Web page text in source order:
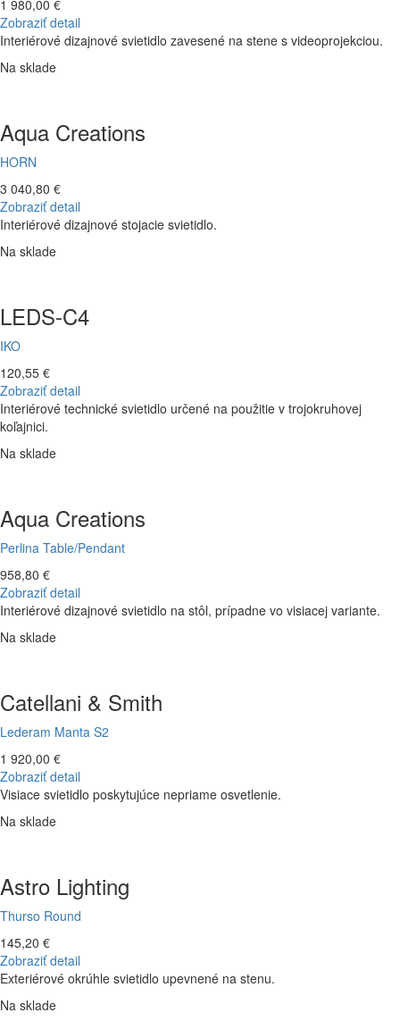
1 980,00 €
Zobraziť detail
Interiérové dizajnové svietidlo zavesené na stene s videoprojekciou.
Na sklade
Aqua Creations
HORN
3 040,80 €
Zobraziť detail
Interiérové dizajnové stojacie svietidlo.
Na sklade
LEDS-C4
IKO
120,55 €
Zobraziť detail
Interiérové technické svietidlo určené na použitie v trojokruhovej
koľajnici.
Na sklade
Aqua Creations
Perlina Table/Pendant
958,80 €
Zobraziť detail
Interiérové dizajnové svietidlo na stôl, prípadne vo visiacej variante.
Na sklade
Catellani & Smith
Lederam Manta S2
1 920,00 €
Zobraziť detail
Visiace svietidlo poskytujúce nepriame osvetlenie.
Na sklade
Astro Lighting
Thurso Round
145,20 €
Zobraziť detail
Exteriérové okrúhle svietidlo upevnené na stenu.
Na sklade